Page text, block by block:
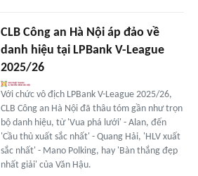
CLB Công an Hà Nội áp đảo về
danh hiệu tại LPBank V-League
2025/26
Với chức vô địch LPBank V-League 2025/26,
CLB Công an Hà Nội đã thâu tóm gần như trọn
bộ danh hiệu, từ 'Vua phá lưới' - Alan, đến
'Cầu thủ xuất sắc nhất' - Quang Hải, 'HLV xuất
sắc nhất' - Mano Polking, hay 'Bàn thắng đẹp
nhất giải' của Văn Hậu.